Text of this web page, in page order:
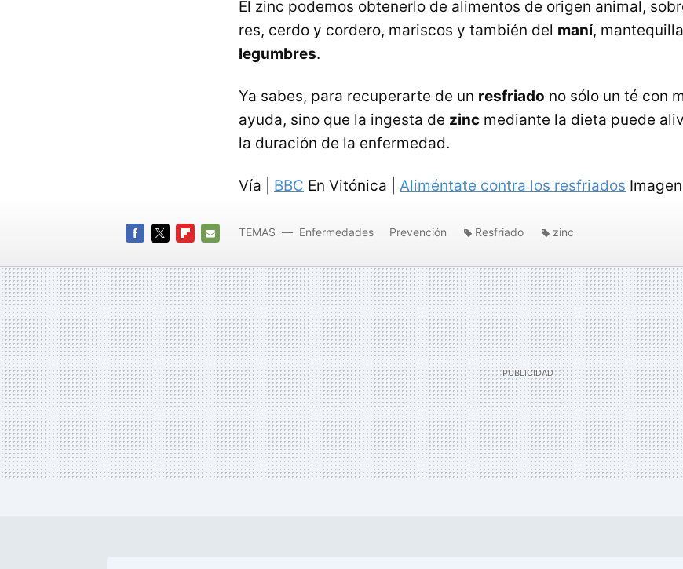
El zinc podemos obtenerlo de alimentos de origen animal,
res, cerdo y cordero, mariscos y también del maní,
legumbres.
Ya sabes, para recuperarte de un resfriado no sólo un té con
ayuda, sino que la ingesta de zinc mediante la dieta puede
la duración de la enfermedad.
Vía | BBC En Vitónica | Aliméntate contra los resfriados Imagen
MAIL
TEMAS Enfermedades Prevención Resfriado zinc